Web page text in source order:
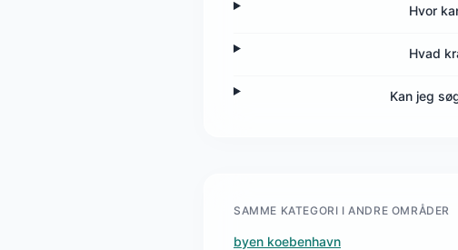
Hvor
Hvad
Kan jeg
SAMME KATEGORI I ANDRE OMRÅDER
byen koebenhavn